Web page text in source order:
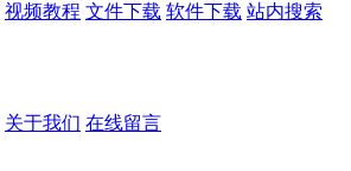
视频教程 文件下载 软件下载 站内搜索
关于我们 在线留言